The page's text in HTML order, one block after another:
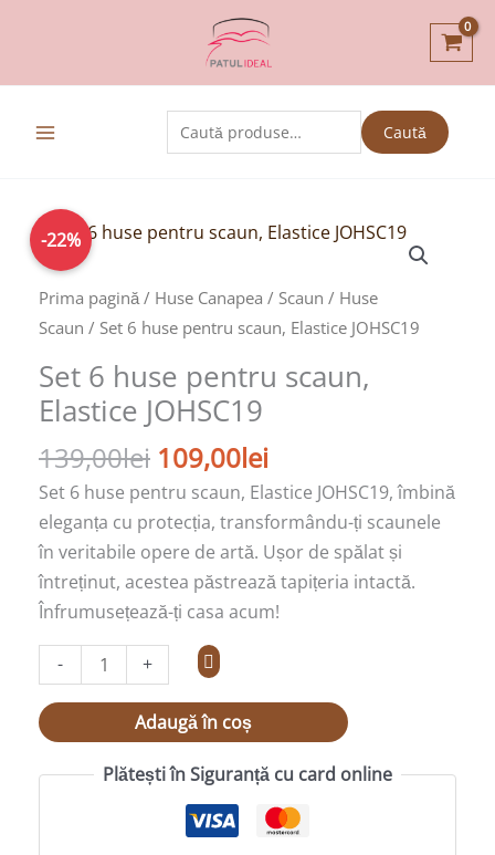
Caută
după:
Caută
-22%
Prima pagină/ Huse Canapea / Scaun / Huse
Scaun / Set 6 huse pentru scaun, Elastice JOHSC19
Set 6 huse pentru scaun,
Elastice JOHSC19
139,00lei
Prețul
a
fost:
109,00lei
Prețul
este:
109,00lei.
Set 6 huse pentru scaun, Elastice JOHSC19, îmbină
eleganța cu protecția, transformându-ți scaunele
în veritabile opere de artă. Ușor de spălat și
întreținut, acestea păstrează tapițeria intactă.
Înfrumusețează-ți casa acum!
-
Cantitate
Set
6
huse
scaun,
Elastice
+
Adaugă în coș
Plătești în Siguranță cu card online